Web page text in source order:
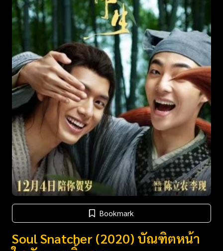
Bookmark
Soul Snatcher (2020) บัณฑิตหน้า